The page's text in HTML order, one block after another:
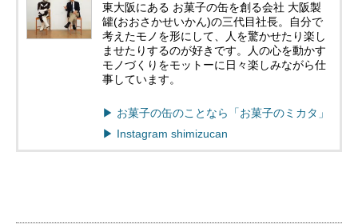
東大阪にある お菓子の缶を創る会社 大阪製
罐(おおさかせいかん)の三代目社長。自分で
考えたモノを形にして、人を驚かせたり楽し
ませたりするのが好きです。人の心を動かす
モノづくりをモットーに日々楽しみながら仕
事しています。
▶︎ お菓子の缶のことなら「お菓子のミカタ」
▶︎ Instagram shimizucan